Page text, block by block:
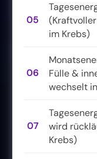
05
im Krebs)
06
Fülle &
wechselt
07
wird
Krebs)